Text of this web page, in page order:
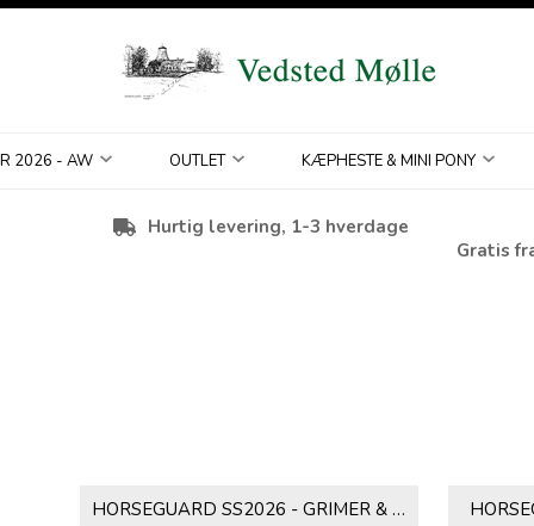
2026 - AW OUTLET KÆPHESTE & MINI PONY
Hurtig levering, 1-3 hverdage
Gratis
HORSEGUARD SS2026 - GRIMER & TILBEHØR